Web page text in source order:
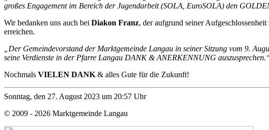
großes Engagement im Bereich der Jugendarbeit (SOLA, EuroSOLA) den
Wir bedanken uns auch bei Diakon Franz, der aufgrund seiner
erreichen.
„Der Gemeindevorstand der Marktgemeinde Langau in seiner Sitzung vom 9.
seine Verdienste in der Pfarre Langau DANK & ANERKENNUNG
Nochmals VIELEN DANK& alles Gute für die Zukunft!
Sonntag, den 27. August 2023 um 20:57 Uhr
© 2009 - 2026 Marktgemeinde Langau